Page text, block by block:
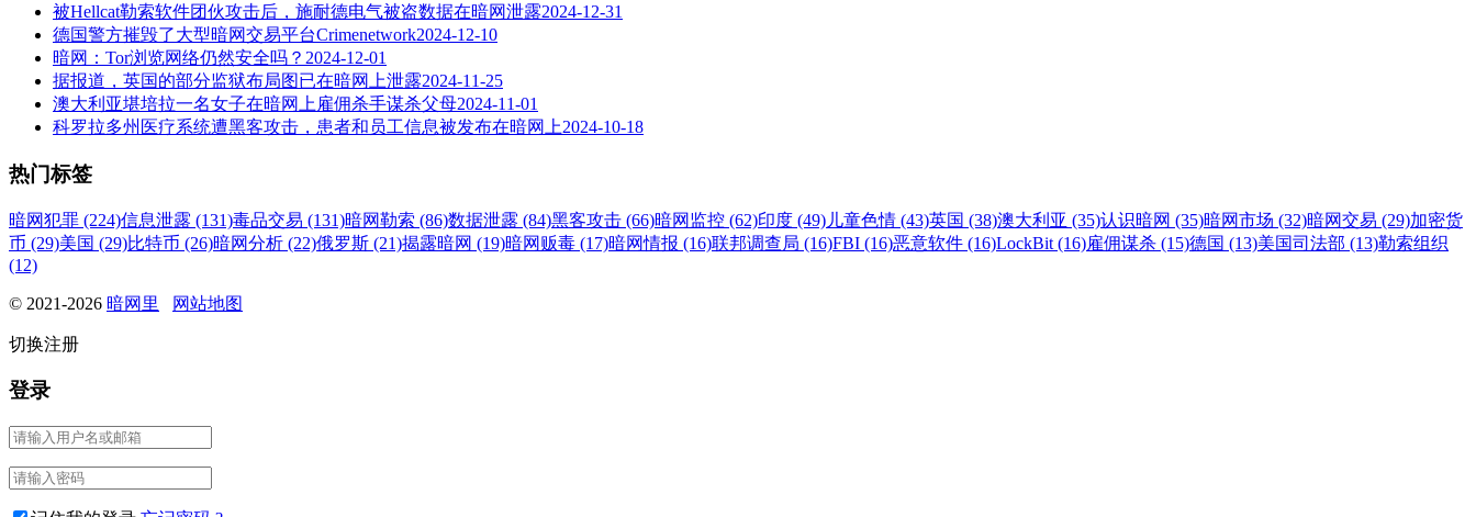
被Hellcat勒索软件团伙攻击后，施耐德电气被盗数据在暗网泄露2024-12-31
德国警方摧毁了大型暗网交易平台Crimenetwork2024-12-10
暗网：Tor浏览网络仍然安全吗？ 2024-12-01
据报道，英国的部分监狱布局图已在暗网上泄露2024-11-25
澳大利亚堪培拉一名女子在暗网上雇佣杀手谋杀父母2024-11-01
科罗拉多州医疗系统遭黑客攻击，患者和员工信息被发布在暗网上2024-10-18
热门标签
暗网犯罪 (224)信息泄露 (131)毒品交易 (131)暗网勒索 (86)数据泄露 (84)黑客攻击 (66)暗网监控 (62)印度 (49) 儿童色情 (43)英国 (38)澳大利亚 (35)认识暗网 (35)暗网市场 (32)暗网交易 (29)加密货
币 (29)美国 (29)比特币 (26)暗网分析 (22)俄罗斯 (21)揭露暗网 (19)暗网贩毒 (17)暗网情报 (16)联邦调查局 (16)FBI (16)恶意软件 (16)LockBit (16)雇佣谋杀 (15)德国 (13)美国司法部 (13)勒索组织
(12)
© 2021-2026 暗网里 网站地图
切换注册
登录